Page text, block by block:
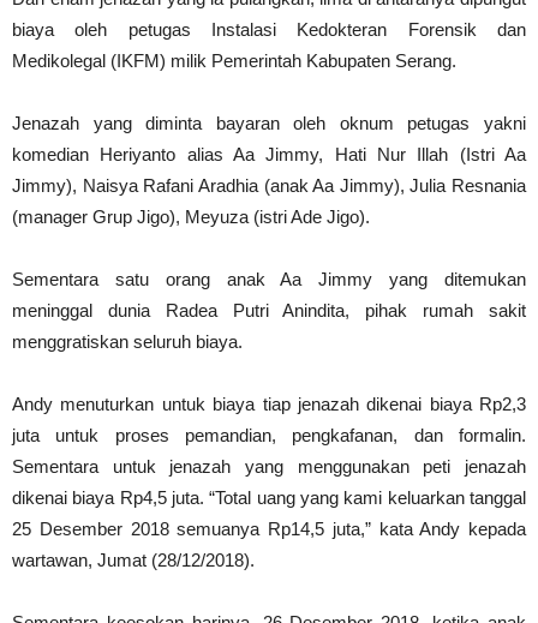
biaya oleh petugas Instalasi Kedokteran Forensik dan
Medikolegal (IKFM) milik Pemerintah Kabupaten Serang.
Jenazah yang diminta bayaran oleh oknum petugas yakni
komedian Heriyanto alias Aa Jimmy, Hati Nur Illah (Istri Aa
Jimmy), Naisya Rafani Aradhia (anak Aa Jimmy), Julia Resnania
(manager Grup Jigo), Meyuza (istri Ade Jigo).
Sementara satu orang anak Aa Jimmy yang ditemukan
meninggal dunia Radea Putri Anindita, pihak rumah sakit
menggratiskan seluruh biaya.
Andy menuturkan untuk biaya tiap jenazah dikenai biaya Rp2,3
juta untuk proses pemandian, pengkafanan, dan formalin.
Sementara untuk jenazah yang menggunakan peti jenazah
dikenai biaya Rp4,5 juta. “Total uang yang kami keluarkan tanggal
25 Desember 2018 semuanya Rp14,5 juta,” kata Andy kepada
wartawan, Jumat (28/12/2018).